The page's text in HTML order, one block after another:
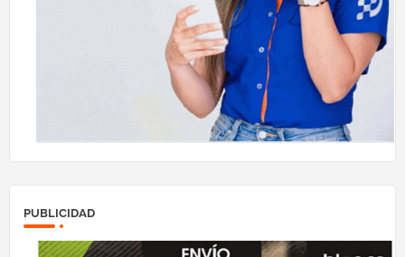
PUBLICIDAD